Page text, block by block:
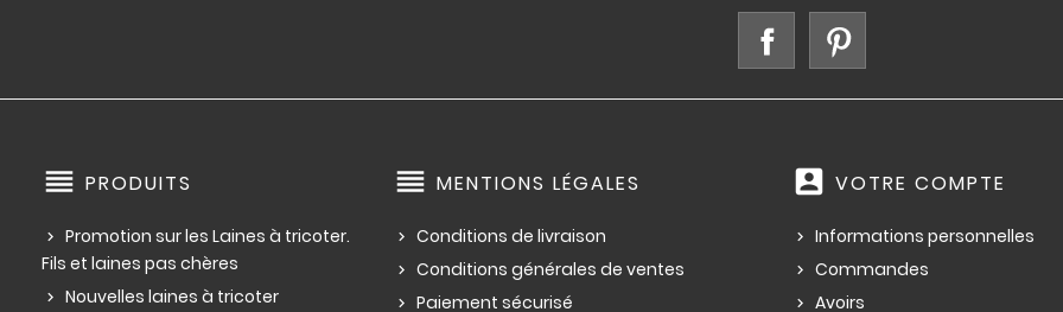
Facebook
reorder PRODUITS
Promotion sur les Laines à tricoter.
Fils et laines pas chères
Nouvelles laines à tricoter
reorder MENTIONS LÉGALES
Conditions de livraison
Conditions générales de ventes
Paiement sécurisé
account_box VOTRE COMPTE
Informations personnelles
Commandes
Avoirs